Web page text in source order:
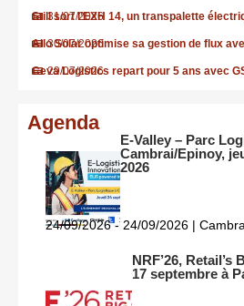
31/07/2026
Still sort l’EXH 14, un transpalette
30/07/2026
Allo Solar optimise sa gestion de flux
29/07/2026
Ceva Logistics repart pour 5 ans avec
Agenda
E-Valley – Parc
Cambrai/Epinoy,
2026
24/09/2026 - 24/09/2026 |
NRF’26, Retail’s
17 septembre à